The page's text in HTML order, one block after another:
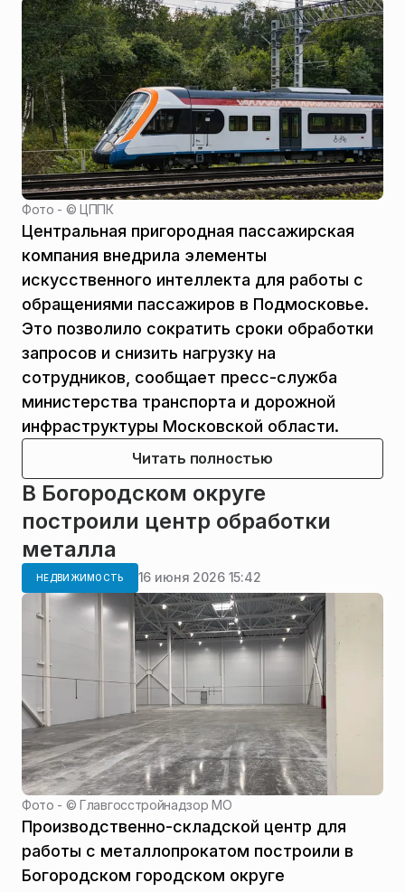
Фото - ©ЦППК
Центральная пригородная пассажирская
компания внедрила элементы
искусственного интеллекта для работы с
обращениями пассажиров в Подмосковье.
Это позволило сократить сроки обработки
запросов и снизить нагрузку на
сотрудников, сообщает пресс-служба
министерства транспорта и дорожной
инфраструктуры Московской области.
Читать полностью
В Богородском округе
построили центр обработки
металла
НЕДВИЖИМОСТЬ 16 июня 2026 15:42
Фото - ©Главгосстройнадзор МО
Производственно-складской центр для
работы с металлопрокатом построили в
Богородском городском округе